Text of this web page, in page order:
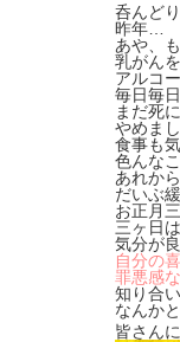
呑んど
昨年…
あや、
乳がん
アルコ
毎日毎
まだ死
やめま
食事も
色んな
あれか
だいぶ
お正月
三ヶ日
気分が
自分の
罪悪感
知り合
なんか
皆さん